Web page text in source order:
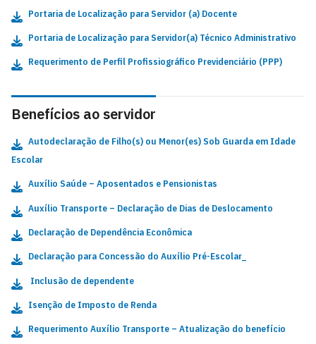
Portaria de Localização para Servidor (a) Docente
Portaria de Localização para Servidor(a) Técnico Administrativo
Requerimento de Perfil Profissiográfico Previdenciário (PPP)
Benefícios ao servidor
Autodeclaração de Filho(s) ou Menor(es) Sob Guarda em Idade
Escolar
Auxílio Saúde – Aposentados e Pensionistas
Auxílio Transporte – Declaração de Dias de Deslocamento
Declaração de Dependência Econômica
Declaração para Concessão do Auxílio Pré-Escolar_
Inclusão de dependente
Isenção de Imposto de Renda
Requerimento Auxílio Transporte – Atualização do benefício